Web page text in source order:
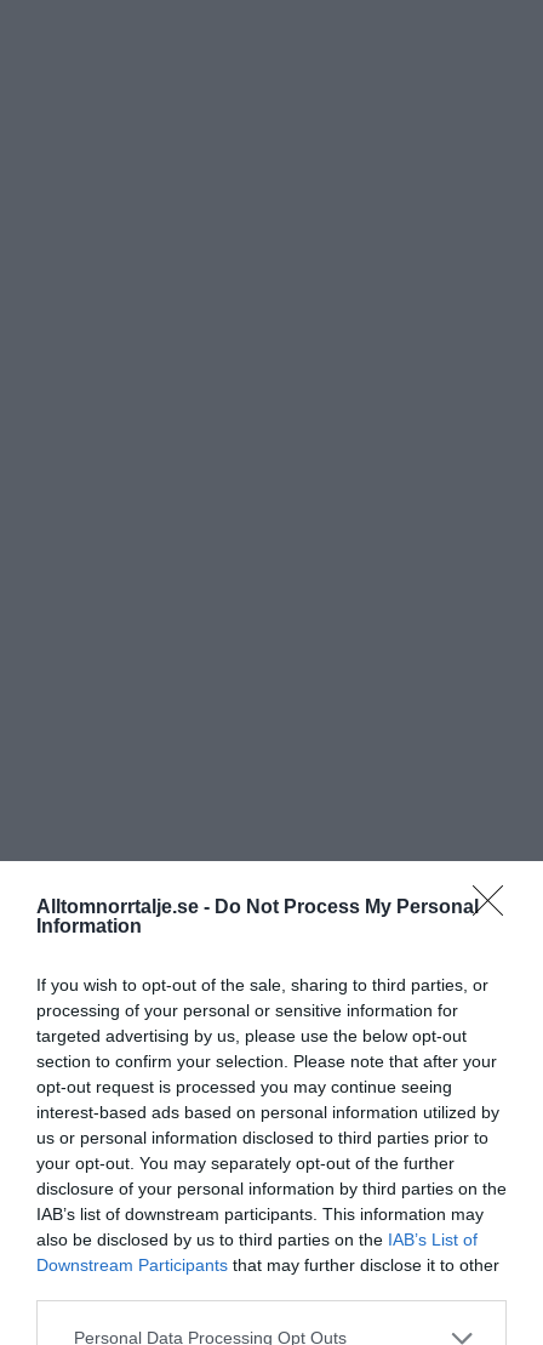
Alltomnorrtalje.se - Do Not Process My Personal
Information
If you wish to opt-out of the sale, sharing to third parties, or
processing of your personal or sensitive information for
targeted advertising by us, please use the below opt-out
section to confirm your selection. Please note that after your
opt-out request is processed you may continue seeing
interest-based ads based on personal information utilized by
us or personal information disclosed to third parties prior to
your opt-out. You may separately opt-out of the further
disclosure of your personal information by third parties on the
IAB’s list of downstream participants. This information may
also be disclosed by us to third parties on the IAB’s List of
Downstream Participants that may further disclose it to other
Personal Data Processing Opt Outs